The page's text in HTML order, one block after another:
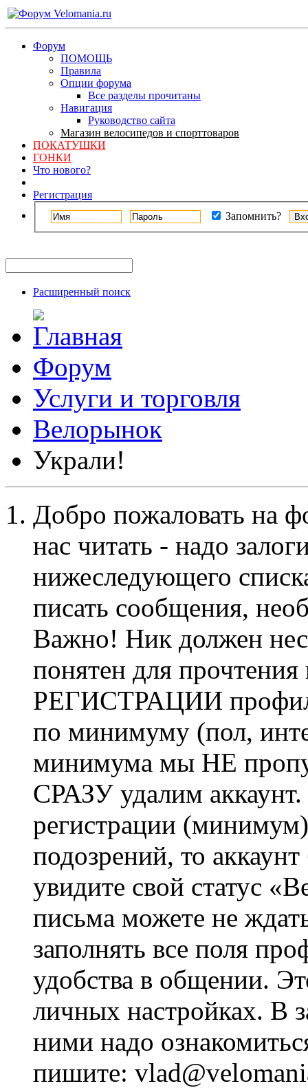
Форум
ПОМОЩЬ
Правила
Опции форума
Все разделы прочитаны
Навигация
Руководство сайта
Магазин велосипедов и спорттоваров
ПОКАТУШКИ
ГОНКИ
Что нового?
Регистрация
Запомнить?
Расширенный поиск
Форум
Услуги и торговля
Велорынок
Украли!
Добро пожаловать на
нас читать - надо
нижеследующего
писать сообщения,
Важно! Ник должен
понятен для
РЕГИСТРАЦИИ профиль
по минимуму (пол,
минимума мы НЕ
СРАЗУ удалим
регистрации
подозрений, то
увидите свой статус
письма можете не
заполнять все поля
удобства в общении.
личных настройках. В
ними надо
пишите: